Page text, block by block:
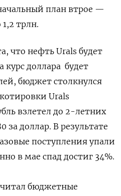
план втрое —
трлн.
что нефть Urals будет
курс доллара будет
бюджет столкнулся
Urals
взлетел до 2-летних
доллар. В результате
поступления упали
в мае спад достиг 34%.
бюджетные